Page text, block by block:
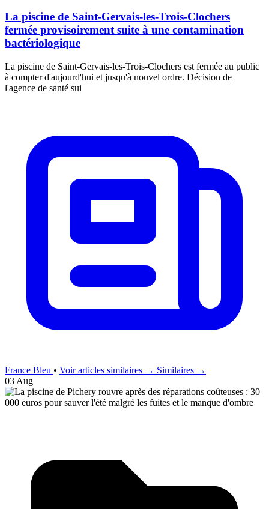
La piscine de Saint-Gervais-les-Trois-Clochers
fermée provisoirement suite à une contamination
bactériologique
La piscine de Saint-Gervais-les-Trois-Clochers est fermée au public
à compter d'aujourd'hui et jusqu'à nouvel ordre. Décision de
l'agence de santé sui
France Bleu • Voir articles similaires → Similaires →
03 Aug